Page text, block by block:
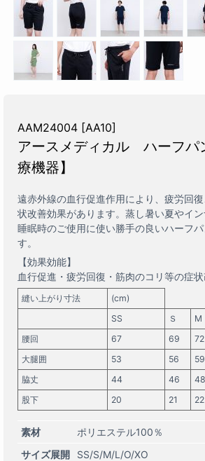
AAM24004 [AA10]
アースメディカル ハーフパ
療機器】
遠赤外線の血行促進作用により、疲労回
状改善効果があります。蒸し暑い夏やイ
睡眠時のご使用に使い勝手の良いハーフ
す
【効果効能】
血行促進・疲労回復・筋肉のコリ等の症
縫い上がり寸法
(cm)
SS
Ｓ M
腰回
67 69 72
大腿囲
53 56 59
脇丈
44 46 48
股下
20 21 22
素材
ポリエステル100％
サイズ展開
SS/S/M/L/O/XO